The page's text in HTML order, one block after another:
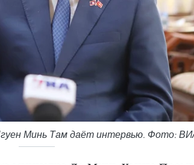
Минь Там даёт интервью. Фото: